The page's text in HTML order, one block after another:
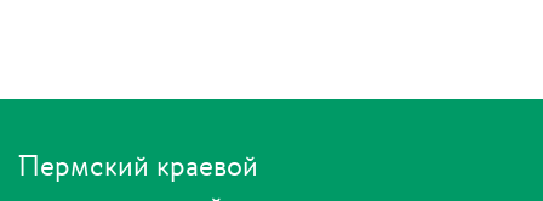
Пермский краевой